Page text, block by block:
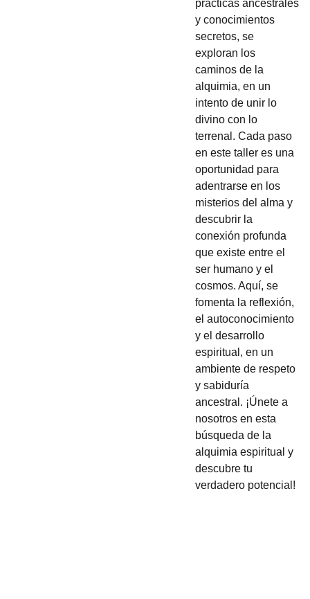
prácticas ancestrales
y conocimientos
secretos, se
exploran los
caminos de la
alquimia, en un
intento de unir lo
divino con lo
terrenal. Cada paso
en este taller es una
oportunidad para
adentrarse en los
misterios del alma y
descubrir la
conexión profunda
que existe entre el
ser humano y el
cosmos. Aquí, se
fomenta la reflexión,
el autoconocimiento
y el desarrollo
espiritual, en un
ambiente de respeto
y sabiduría
ancestral. ¡Únete a
nosotros en esta
búsqueda de la
alquimia espiritual y
descubre tu
verdadero potencial!